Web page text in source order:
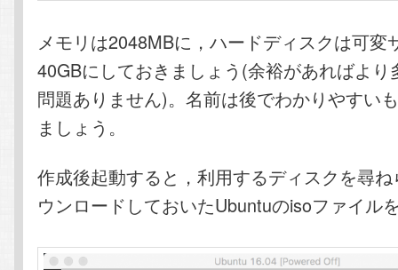
メモリは2048MBに，ハードディスクは可変
40GBにしておきましょう(余裕があればより
問題ありません)。名前は後でわかりやすい
ましょう。
作成後起動すると，利用するディスクを尋
ウンロードしておいたUbuntuのisoファイル